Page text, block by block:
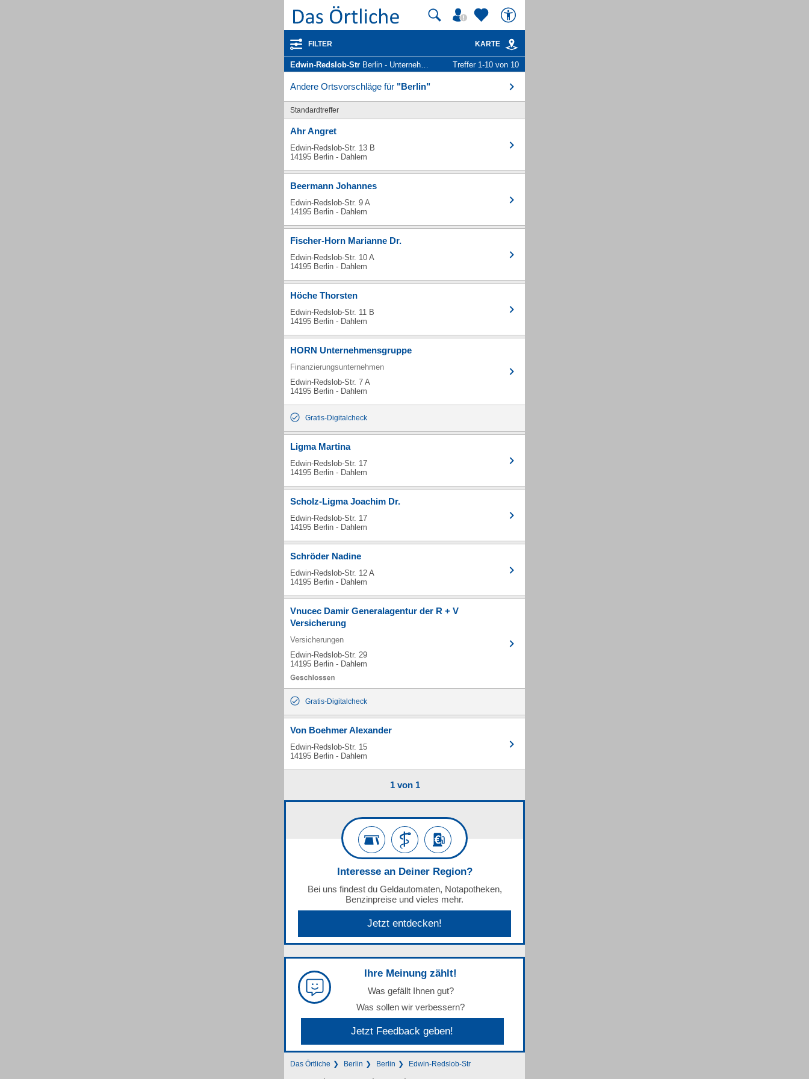
FILTER KARTE
Edwin-Redslob-Str Berlin - Unternehmen und Personen Treffer 1-10 von 10
Andere Ortsvorschläge für "Berlin"
Standardtreffer
Ahr Angret
Edwin-Redslob-Str. 13 B
14195 Berlin - Dahlem
Beermann Johannes
Edwin-Redslob-Str. 9 A
14195 Berlin - Dahlem
Fischer-Horn Marianne Dr.
Edwin-Redslob-Str. 10 A
14195 Berlin - Dahlem
Höche Thorsten
Edwin-Redslob-Str. 11 B
14195 Berlin - Dahlem
HORN Unternehmensgruppe
Finanzierungsunternehmen
Edwin-Redslob-Str. 7 A
14195 Berlin - Dahlem
Gratis-Digitalcheck
Ligma Martina
Edwin-Redslob-Str. 17
14195 Berlin - Dahlem
Scholz-Ligma Joachim Dr.
Edwin-Redslob-Str. 17
14195 Berlin - Dahlem
Schröder Nadine
Edwin-Redslob-Str. 12 A
14195 Berlin - Dahlem
Vnucec Damir Generalagentur der R + V
Versicherung
Versicherungen
Edwin-Redslob-Str. 29
14195 Berlin - Dahlem
Gratis-Digitalcheck
Von Boehmer Alexander
Edwin-Redslob-Str. 15
14195 Berlin - Dahlem
1 von 1
Interesse an Deiner Region?
Bei uns findest du Geldautomaten, Notapotheken,
Benzinpreise und vieles mehr.
Jetzt entdecken!
Ihre Meinung zählt!
Was gefällt Ihnen gut?
Was sollen wir verbessern?
Jetzt Feedback geben!
Das Örtliche Berlin Berlin Edwin-Redslob-Str